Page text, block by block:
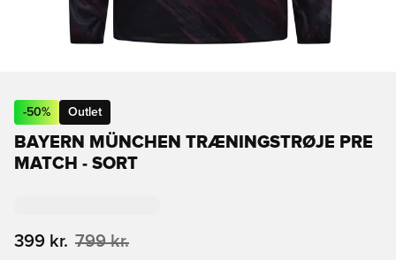
-50% Outlet
BAYERN MÜNCHEN TRÆNINGSTRØJE PRE
MATCH - SORT
399 kr. 799 kr.